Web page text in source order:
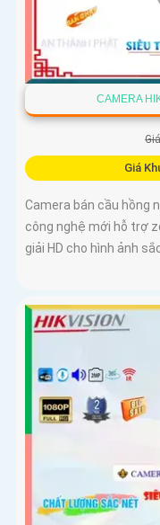
CAMERA
Giá
Camera bán cầu hồng
công nghệ mới hỗ trợ
giải HD cho hình ảnh